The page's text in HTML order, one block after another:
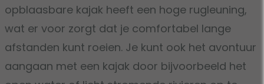
opblaasbare kajak heeft een hoge rugleuning,
wat er voor zorgt dat je comfortabel lange
afstanden kunt roeien. Je kunt ook het avontuur
aangaan met een kajak door bijvoorbeeld het